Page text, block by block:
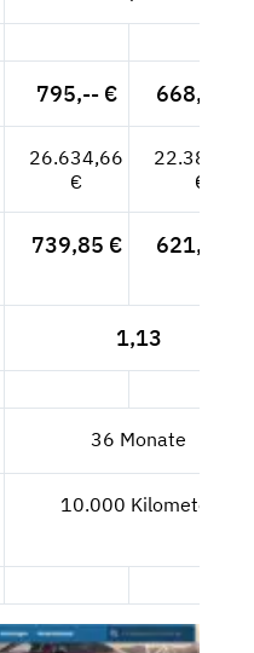
795,-- € 668,07 €
26.634,66
€
22.382,07
€
739,85 € 621,72 €
1,13
36 Monate
10.000 Kilometer